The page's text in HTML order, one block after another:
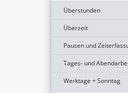
Überstunden
Überzeit
Pausen und
Tages- und
Werktage + Sonntag